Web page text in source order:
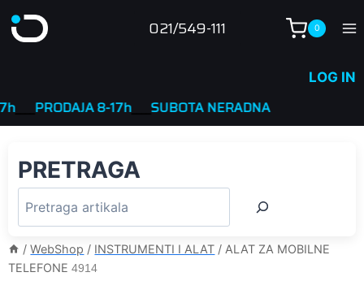
to
021/549-111 0
LOG IN
PRODAJA 8-17h____SUBOTA NERADNA
PRETRAGA
/ WebShop / INSTRUMENTI I ALAT / ALAT ZA MOBILNE
TELEFONE 4914